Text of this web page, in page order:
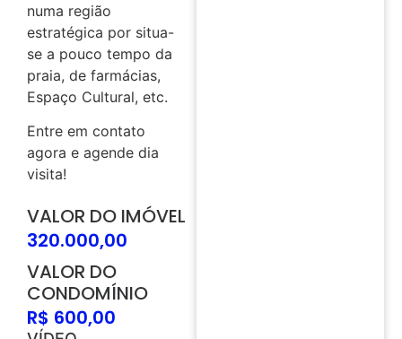
numa região
estratégica por situa-
se a pouco tempo da
praia, de farmácias,
Espaço Cultural, etc.
Entre em contato
agora e agende dia
visita!
VALOR DO IMÓVEL
320.000,00
VALOR DO
CONDOMÍNIO
R$ 600,00